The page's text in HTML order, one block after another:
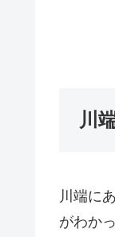
川
川端に
がわかっ